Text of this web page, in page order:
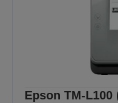
Epson TM-L100